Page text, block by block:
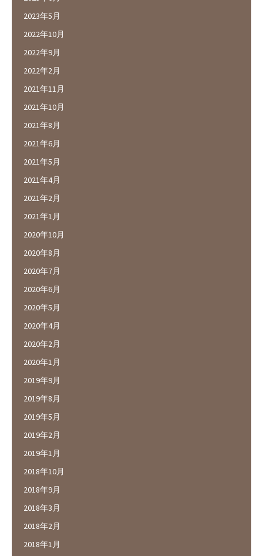
2023年5月
2022年10月
2022年9月
2022年2月
2021年11月
2021年10月
2021年8月
2021年6月
2021年5月
2021年4月
2021年2月
2021年1月
2020年10月
2020年8月
2020年7月
2020年6月
2020年5月
2020年4月
2020年2月
2020年1月
2019年9月
2019年8月
2019年5月
2019年2月
2019年1月
2018年10月
2018年9月
2018年3月
2018年2月
2018年1月